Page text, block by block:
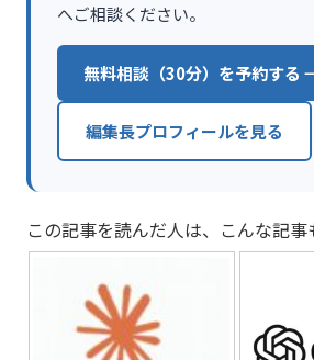
へご相談ください。
無料相談（30分）を予約する
編集長プロフィールを見る
この記事を読んだ人は、こんな記